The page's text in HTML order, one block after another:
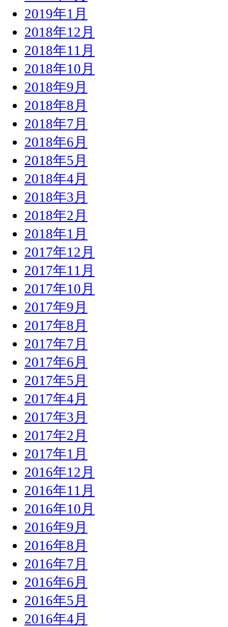
2019年1月
2018年12月
2018年11月
2018年10月
2018年9月
2018年8月
2018年7月
2018年6月
2018年5月
2018年4月
2018年3月
2018年2月
2018年1月
2017年12月
2017年11月
2017年10月
2017年9月
2017年8月
2017年7月
2017年6月
2017年5月
2017年4月
2017年3月
2017年2月
2017年1月
2016年12月
2016年11月
2016年10月
2016年9月
2016年8月
2016年7月
2016年6月
2016年5月
2016年4月